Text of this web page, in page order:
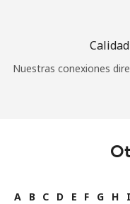
Nuestras conexiones
A B C D E F G H I